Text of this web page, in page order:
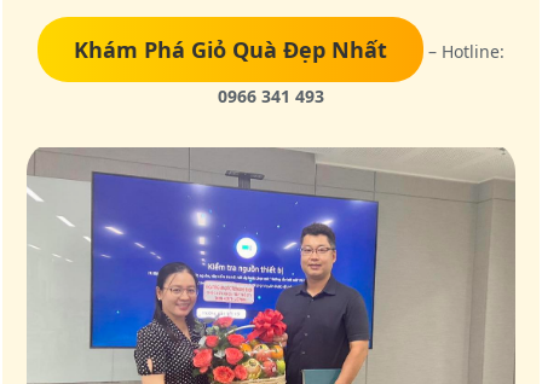
Khám Phá Giỏ Quà Đẹp Nhất
– Hotline:
0966 341 493